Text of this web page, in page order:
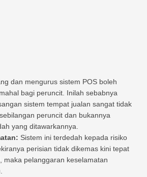
dan mengurus sistem POS boleh
bagi peruncit. Inilah sebabnya
sistem tempat jualan sangat tidak
peruncit dan bukannya
yang ditawarkannya.
Sistem ini terdedah kepada risiko
perisian tidak dikemas kini tepat
maka pelanggaran keselamatan